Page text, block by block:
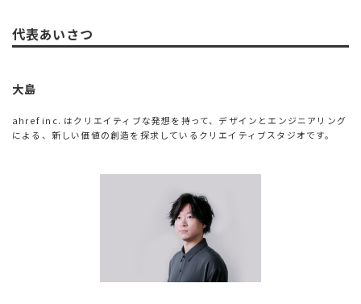
代表あいさつ
大島
ahref inc. はクリエイティブな発想を持って、デザインとエンジニアリング
による、新しい価値の創造を探求しているクリエイティブスタジオです。